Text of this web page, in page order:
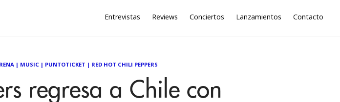
Entrevistas Reviews Conciertos Lanzamientos Contacto
| MUSIC | PUNTOTICKET | RED HOT CHILI PEPPERS
regresa a Chile con